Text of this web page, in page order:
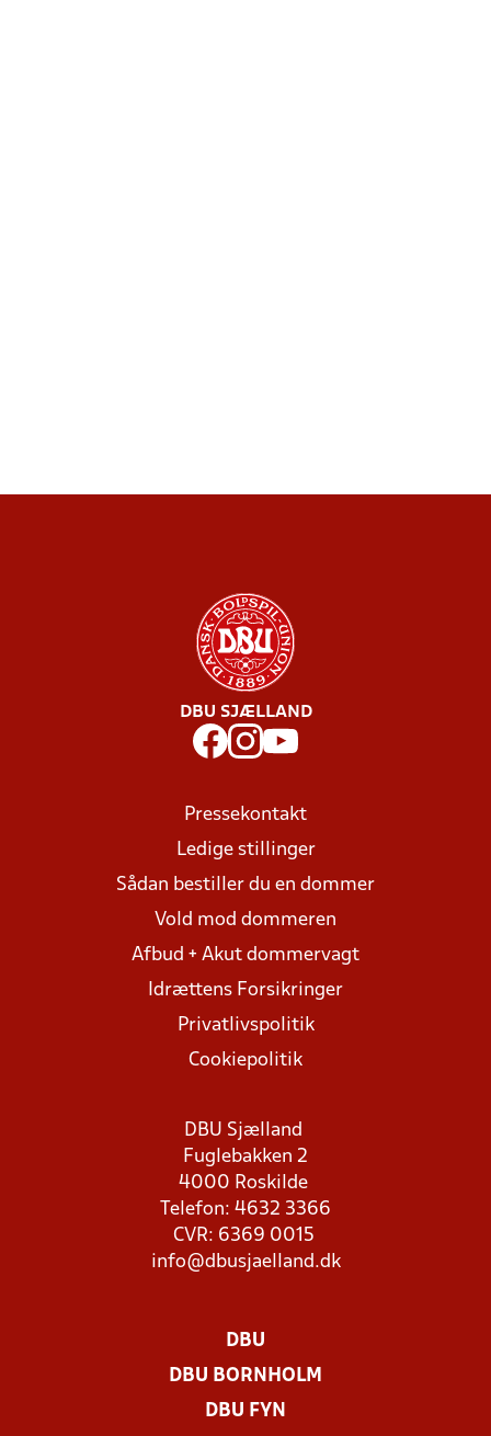
DBU SJÆLLAND
Pressekontakt
Ledige stillinger
Sådan bestiller du en dommer
Vold mod dommeren
Afbud + Akut dommervagt
Idrættens Forsikringer
Privatlivspolitik
Cookiepolitik
DBU Sjælland
Fuglebakken 2
4000 Roskilde
Telefon: 4632 3366
CVR: 6369 0015
info@dbusjaelland.dk
DBU
DBU BORNHOLM
DBU FYN